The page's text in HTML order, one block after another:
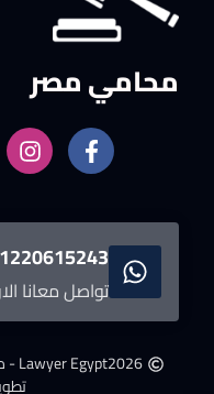
محامي مصر
1220615243(20+)
تواصل معانا
2026Lawyer Egypt - محامى مصر.